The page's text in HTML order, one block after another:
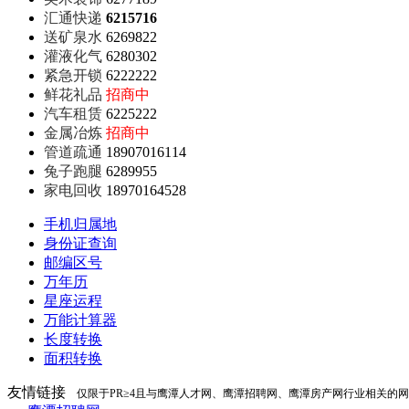
汇通快递 6215716
送矿泉水 6269822
灌液化气 6280302
紧急开锁 6222222
鲜花礼品 招商中
汽车租赁 6225222
金属冶炼 招商中
管道疏通 18907016114
兔子跑腿 6289955
家电回收 18970164528
手机归属地
身份证查询
邮编区号
万年历
星座运程
万能计算器
长度转换
面积转换
友情链接 仅限于PR≥4且与鹰潭人才网、鹰潭招聘网、鹰潭房产网行业相关的